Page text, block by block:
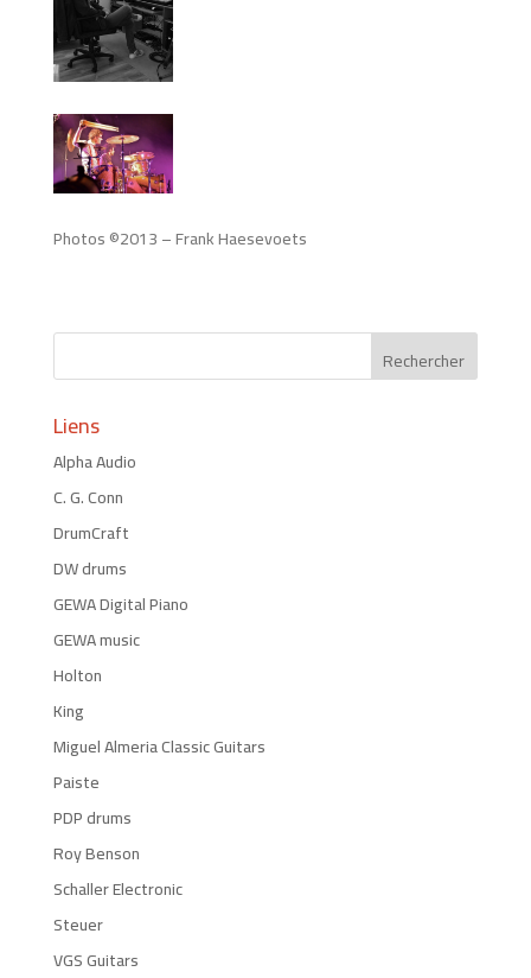
Photos ©2013 – Frank Haesevoets
Liens
Alpha Audio
C. G. Conn
DrumCraft
DW drums
GEWA Digital Piano
GEWA music
Holton
King
Miguel Almeria Classic Guitars
Paiste
PDP drums
Roy Benson
Schaller Electronic
Steuer
VGS Guitars